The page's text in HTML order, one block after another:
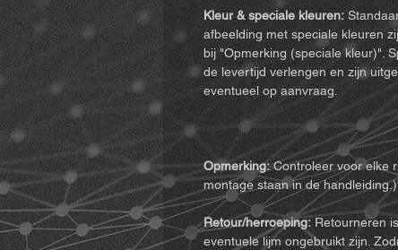
Kleur & speciale kleuren:
afbeelding met speciale kleuren
bij "Opmerking (speciale kleur)".
de levertijd verlengen en zijn
eventueel op aanvraag.
Opmerking:Controleer voor elke
montage staan in de handleiding.)
Retour/herroeping:Retourneren
eventuele lijm ongebruikt zijn.